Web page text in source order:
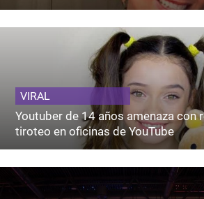
VIRAL
Youtuber de 14 años amenaza con
tiroteo en oficinas de YouTube